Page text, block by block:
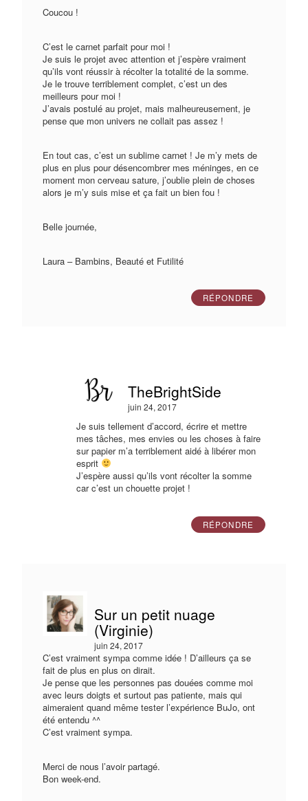
Coucou !
C’est le carnet parfait pour moi !
Je suis le projet avec attention et j’espère vraiment
qu’ils vont réussir à récolter la totalité de la somme.
Je le trouve terriblement complet, c’est un des
meilleurs pour moi !
J’avais postulé au projet, mais malheureusement, je
pense que mon univers ne collait pas assez !
En tout cas, c’est un sublime carnet ! Je m’y mets de
plus en plus pour désencombrer mes méninges, en ce
moment mon cerveau sature, j’oublie plein de choses
alors je m’y suis mise et ça fait un bien fou !
Belle journée,
Laura – Bambins, Beauté et Futilité
RÉPONDRE
TheBrightSide
juin 24, 2017
Je suis tellement d’accord, écrire et mettre
mes tâches, mes envies ou les choses à faire
sur papier m’a terriblement aidé à libérer mon
esprit
J’espère aussi qu’ils vont récolter la somme
car c’est un chouette projet !
RÉPONDRE
Sur un petit nuage
(Virginie)
juin 24, 2017
C’est vraiment sympa comme idée ! D’ailleurs ça se
fait de plus en plus on dirait.
Je pense que les personnes pas douées comme moi
avec leurs doigts et surtout pas patiente, mais qui
aimeraient quand même tester l’expérience BuJo, ont
été entendu ^^
C’est vraiment sympa.
Merci de nous l’avoir partagé.
Bon week-end.